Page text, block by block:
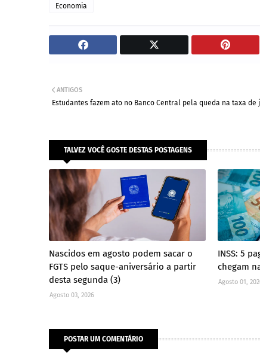
Economia
ANTIGOS
Estudantes fazem ato no Banco Central pela queda na taxa de
TALVEZ VOCÊ GOSTE DESTAS POSTAGENS
Nascidos em agosto podem sacar o
FGTS pelo saque-aniversário a partir
desta segunda (3)
Agosto 03, 2026
INSS: 5
chegam
Agosto 01,
POSTAR UM COMENTÁRIO